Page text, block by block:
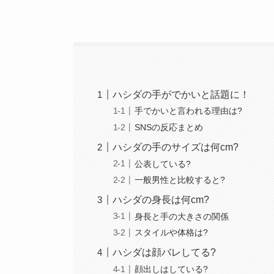
ハシダの手がでかいと話題に！
手でかいと言われる理由は?
SNSの反応まとめ
ハシダの手のサイズは何cm?
公表している?
一般男性と比較すると?
ハシダの身長は何cm?
身長と手の大きさの関係
スタイルや体格は?
ハシダは顔バレしてる?
顔出しはしている?